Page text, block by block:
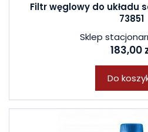
Filtr węglowy do układu
73851
Sklep
183,00
Do